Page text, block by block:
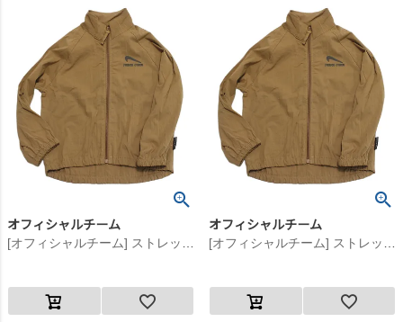
オフィシャルチーム オフィシャルチーム